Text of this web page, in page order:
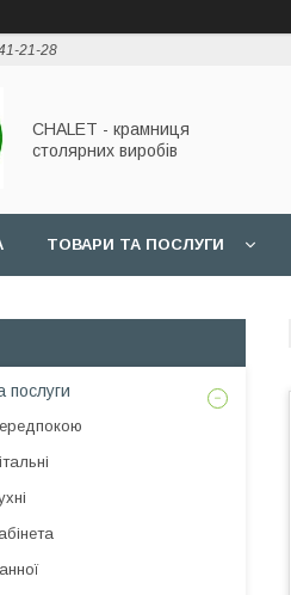
21-28
CHALET - крамниця
столярних виробів
ТОВАРИ ТА ПОСЛУГИ
послуги